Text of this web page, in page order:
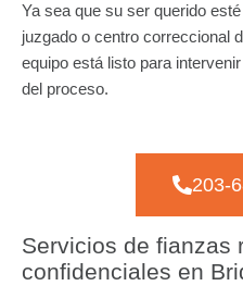
Ya sea que su ser querido
juzgado o centro correccional
equipo está listo para
del proceso.
203-
Servicios de fianzas
confidenciales en